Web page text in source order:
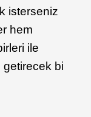
isterseniz
hem
ile
getirecek bi